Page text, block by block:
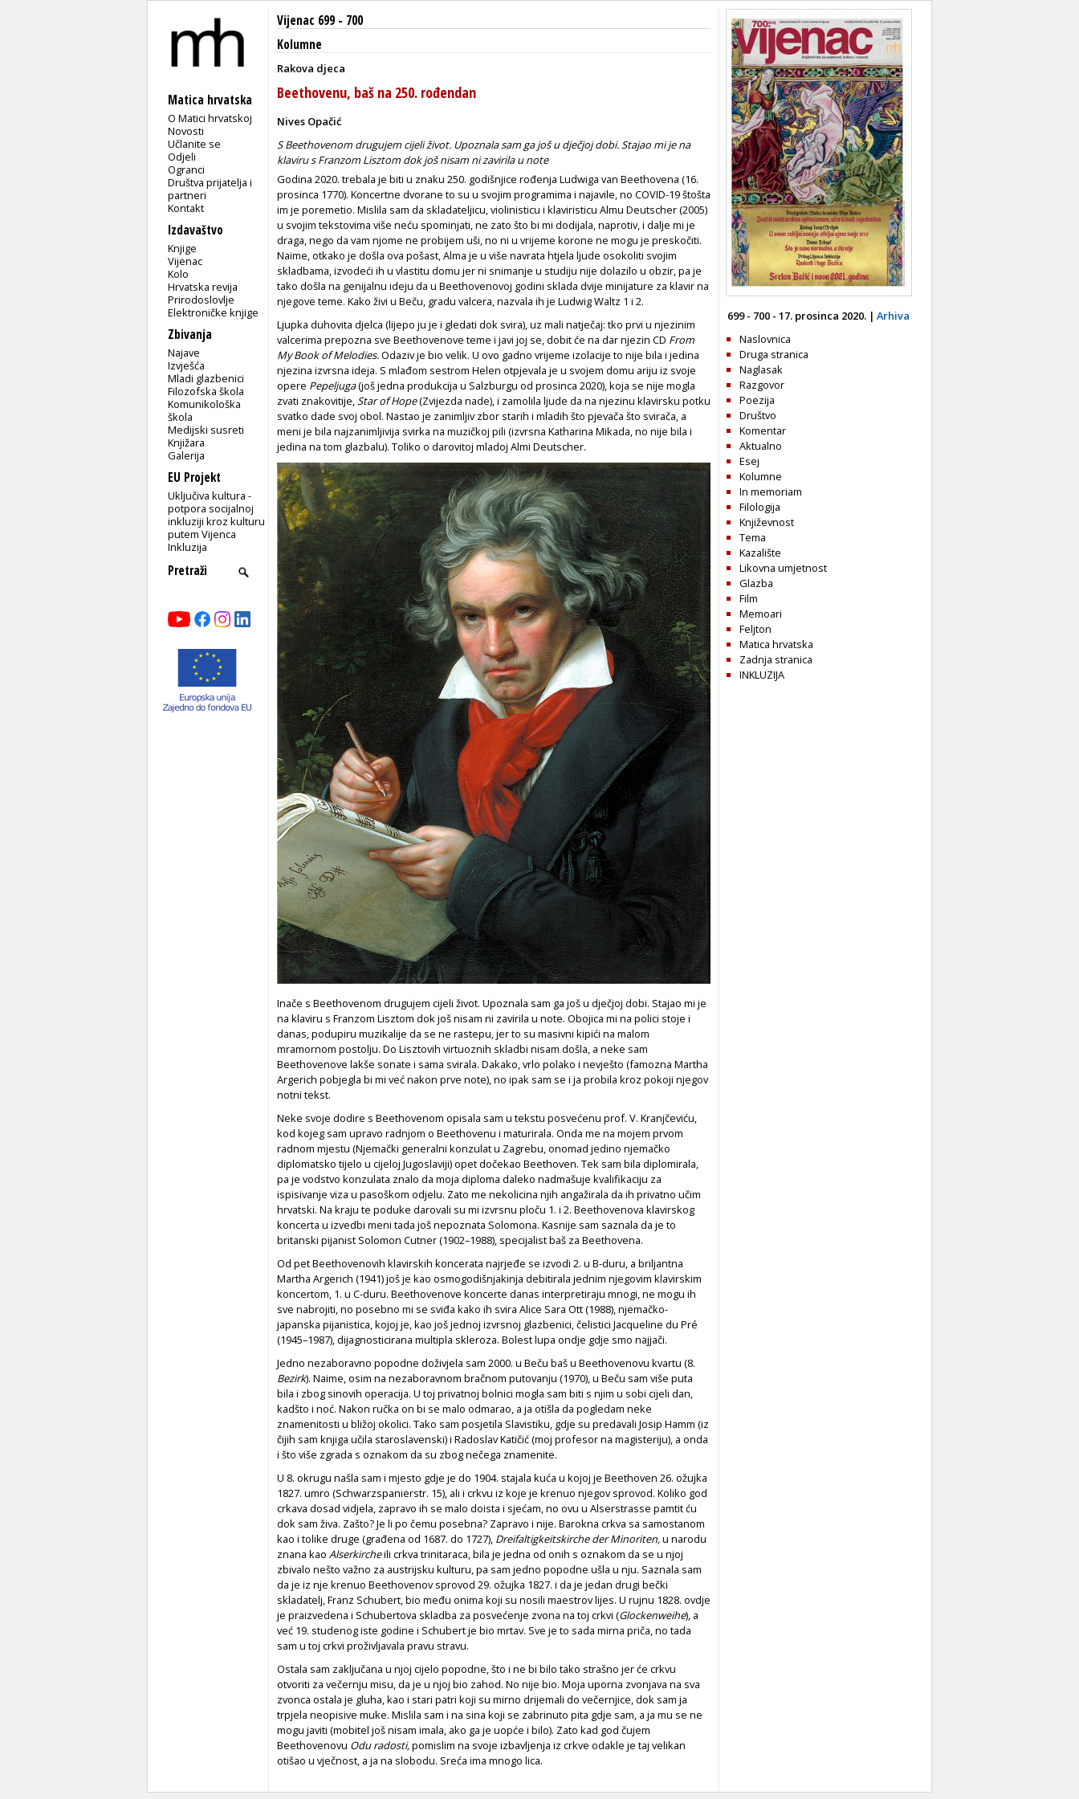
Matica hrvatska
O Matici hrvatskoj
Novosti
Učlanite se
Odjeli
Ogranci
Društva prijatelja i
partneri
Kontakt
Izdavaštvo
Knjige
Vijenac
Kolo
Hrvatska revija
Prirodoslovlje
Elektroničke knjige
Zbivanja
Najave
Izvješća
Mladi glazbenici
Filozofska škola
Komunikološka
škola
Medijski susreti
Knjižara
Galerija
EU Projekt
Uključiva kultura -
potpora socijalnoj
inkluziji kroz kulturu
putem Vijenca
Inkluzija
Vijenac 699 - 700
Kolumne
Rakova djeca
Beethovenu, baš na 250. rođendan
Nives Opačić
S Beethovenom drugujem cijeli život. Upoznala sam ga još u dječjoj dobi. Stajao mi je na
klaviru s Franzom Lisztom dok još nisam ni zavirila u note
Godina 2020. trebala je biti u znaku 250. godišnjice rođenja Ludwiga van Beethovena (16.
prosinca 1770). Koncertne dvorane to su u svojim programima i najavile, no COVID-19 štošta
im je poremetio. Mislila sam da skladateljicu, violinisticu i klaviristicu Almu ­Deutscher (2005)
u svojim tekstovima više neću spominjati, ne zato što bi mi dodijala, naprotiv, i dalje mi je
draga, nego da vam njome ne probijem uši, no ni u vrijeme korone ne mogu je preskočiti.
Naime, otkako je došla ova pošast, Alma je u više navrata htjela ljude osokoliti svojim
skladbama, izvodeći ih u vlastitu domu jer ni snimanje u studiju nije dolazilo u obzir, pa je
tako došla na genijalnu ideju da u Beethovenovoj godini sklada dvije minijature za klavir na
njegove teme. Kako živi u Beču, gradu valcera, nazvala ih je Ludwig Waltz 1 i 2.
Ljupka duhovita djelca (lijepo ju je i gledati dok svira), uz mali natječaj: tko prvi u njezinim
valcerima prepozna sve Beethovenove teme i javi joj se, dobit će na dar njezin CD From
My Book of Melodies.Odaziv je bio velik. U ovo gadno vrijeme izolacije to nije bila i jedina
njezina izvrsna ideja. S mlađom sestrom Helen otpjevala je u svojem domu ariju iz svoje
opere Pepeljuga(još jedna produkcija u Salzburgu od prosinca 2020), koja se nije mogla
zvati znakovitije, Star of Hope(Zvijezda nade), i zamolila ljude da na njezinu klavirsku potku
svatko dade svoj obol. Nastao je zanimljiv zbor starih i mladih što pjevača što svirača, a
meni je bila najzanimljivija svirka na muzičkoj pili (izvrsna Katharina Mikada, no nije bila i
jedina na tom glazbalu). Toliko o darovitoj mladoj Almi Deutscher.
Inače s Beethovenom drugujem cijeli život. Upoznala sam ga još u dječjoj dobi. Stajao mi je
na klaviru s Franzom Lisztom dok još nisam ni zavirila u note. Obojica mi na polici stoje i
danas, podupiru muzikalije da se ne rastepu, jer to su masivni kipići na malom
mramornom postolju. Do Lisztovih virtuoznih skladbi nisam došla, a neke sam
Beethovenove lakše sonate i sama svirala. Dakako, vrlo polako i nevješto (famozna Martha
Argerich pobjegla bi mi već nakon prve note), no ipak sam se i ja probila kroz pokoji njegov
notni tekst.
Neke svoje dodire s Beethovenom opisala sam u tekstu posvećenu prof. V. Kranjčeviću,
kod kojeg sam upravo radnjom o ­Beethovenu i maturirala. Onda me na mojem prvom
radnom mjestu (Njemački generalni konzulat u Zagrebu, onomad jedino njemačko
diplomatsko tijelo u cijeloj Jugoslaviji) opet dočekao Beethoven. Tek sam bila diplomirala,
pa je vodstvo konzulata znalo da moja diploma daleko nadmašuje kvalifikaciju za
ispisivanje viza u pasoškom odjelu. Zato me nekolicina njih angažirala da ih privatno učim
hrvatski. Na kraju te poduke darovali su mi izvrsnu ploču 1. i 2. Beethovenova klavirskog
koncerta u izvedbi meni tada još nepoznata Solomona. Kasnije sam saznala da je to
britanski pijanist Solomon Cutner (1902–1988), specijalist baš za Beethovena.
Od pet Beethovenovih klavirskih koncerata najrjeđe se izvodi 2. u B-duru, a briljantna
Martha Argerich (1941) još je kao osmogodišnjakinja debitirala jednim njegovim klavirskim
koncertom, 1. u C-duru. Beethovenove koncerte danas interpretiraju mnogi, ne mogu ih
sve nabrojiti, no posebno mi se sviđa kako ih svira Alice Sara Ott (1988), njemačko-
japanska pijanistica, kojoj je, kao još jednoj izvrsnoj glazbenici, čelistici Jacqueline du Pré
(1945–1987), dijagnosticirana multipla skleroza. Bolest lupa ondje gdje smo najjači.
Jedno nezaboravno popodne doživjela sam 2000. u Beču baš u Beethovenovu kvartu (8.
Bezirk). Naime, osim na nezaboravnom bračnom putovanju (1970), u Beču sam više puta
bila i zbog sinovih operacija. U toj privatnoj bolnici mogla sam biti s njim u sobi cijeli dan,
kadšto i noć. Nakon ručka on bi se malo odmarao, a ja otišla da pogledam neke
znamenitosti u bližoj okolici. Tako sam posjetila Slavistiku, gdje su predavali Josip Hamm (iz
čijih sam knjiga učila staroslavenski) i Radoslav Katičić (moj profesor na magisteriju), a onda
i što više zgrada s oznakom da su zbog nečega znamenite.
U 8. okrugu našla sam i mjesto gdje je do 1904. stajala kuća u kojoj je Beethoven 26. ožujka
1827. umro (Schwarzspanierstr. 15), ali i crkvu iz koje je krenuo njegov sprovod. Koliko god
crkava dosad vidjela, zapravo ih se malo doista i sjećam, no ovu u Alser­strasse pamtit ću
dok sam živa. Zašto? Je li po čemu posebna? Zapravo i nije. Barokna crkva sa samostanom
kao i tolike druge (građena od 1687. do 1727), Dreifaltigkeits­kirche der Minoriten,u narodu
znana kao Alserkircheili crkva trinitaraca, bila je jedna od onih s oznakom da se u njoj
zbivalo nešto važno za austrijsku kulturu, pa sam jedno popodne ušla u nju. Saznala sam
da je iz nje krenuo Beethovenov sprovod 29. ožujka 1827. i da je jedan drugi bečki
skladatelj, Franz ­Schubert, bio među onima koji su nosili maestrov lijes. U rujnu 1828. ovdje
je praizvedena i Schubertova skladba za posvećenje zvona na toj crkvi (Glocken­weihe), a
već 19. studenog iste godine i Sch­ubert je bio mrtav. Sve je to sada mirna priča, no tada
sam u toj crkvi proživljavala pravu stravu.
Ostala sam zaključana u njoj cijelo popodne, što i ne bi bilo tako strašno jer će crkvu
otvoriti za večernju misu, da je u njoj bio zahod. No nije bio. Moja uporna zvonjava na sva
zvonca ostala je gluha, kao i stari patri koji su mirno drijemali do večernjice, dok sam ja
trpjela neopisive muke. Mislila sam i na sina koji se zabrinuto pita gdje sam, a ja mu se ne
mogu javiti (mobitel još nisam imala, ako ga je uopće i bilo). Zato kad god čujem
Beethovenovu Odu radosti,pomislim na svoje izbavljenja iz crkve odakle je taj velikan
otišao u vječnost, a ja na slobodu. Sreća ima mnogo lica.
699 - 700 - 17. prosinca 2020. | Arhiva
Naslovnica
Druga stranica
Naglasak
Razgovor
Poezija
Društvo
Komentar
Aktualno
Esej
Kolumne
In memoriam
Filologija
Književnost
Tema
Kazalište
Likovna umjetnost
Glazba
Film
Memoari
Feljton
Matica hrvatska
Zadnja stranica
INKLUZIJA